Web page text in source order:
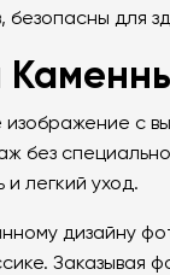
для
с
без
и легкий уход.
дизайну
Заказывая